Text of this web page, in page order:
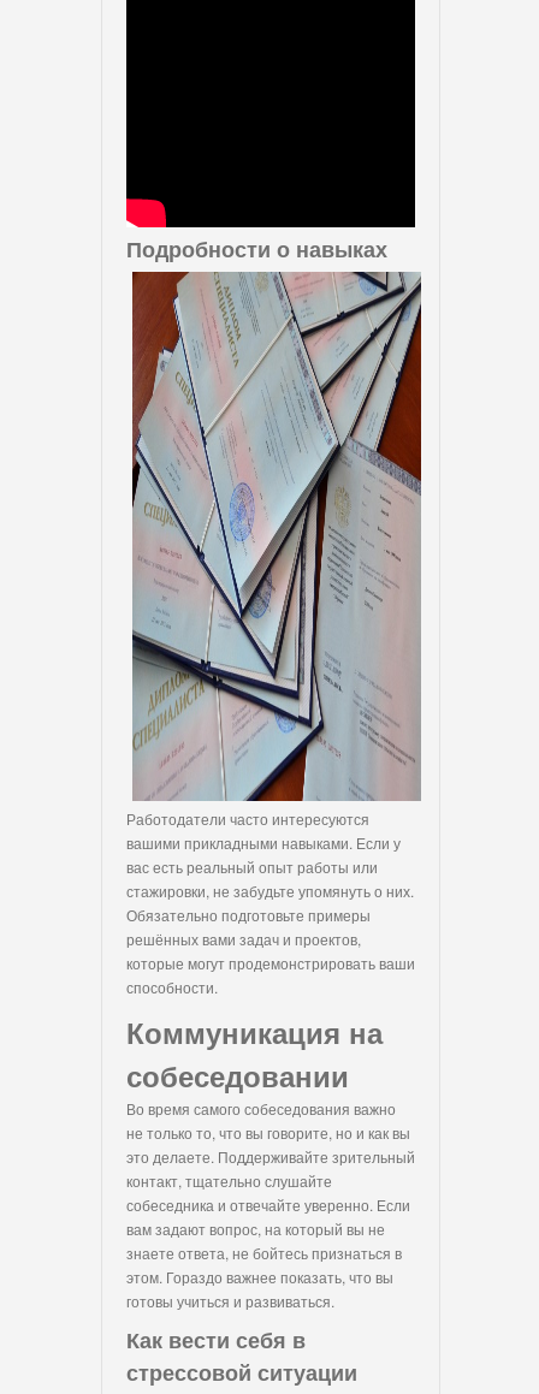
Подробности о навыках
Работодатели часто интересуются
вашими прикладными навыками. Если у
вас есть реальный опыт работы или
стажировки, не забудьте упомянуть о них.
Обязательно подготовьте примеры
решённых вами задач и проектов,
которые могут продемонстрировать ваши
способности.
Коммуникация на
собеседовании
Во время самого собеседования важно
не только то, что вы говорите, но и как вы
это делаете. Поддерживайте зрительный
контакт, тщательно слушайте
собеседника и отвечайте уверенно. Если
вам задают вопрос, на который вы не
знаете ответа, не бойтесь признаться в
этом. Гораздо важнее показать, что вы
готовы учиться и развиваться.
Как вести себя в
стрессовой ситуации